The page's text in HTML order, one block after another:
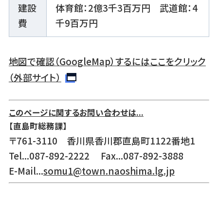
建設
費
体育館：2億3千3百万円 武道館：4
千9百万円
地図で確認（GoogleMap）するにはここをクリック
（外部サイト）
このページに関するお問い合わせは...
【直島町総務課】
〒761-3110 香川県香川郡直島町1122番地1
Tel...087-892-2222 Fax...087-892-3888
E-Mail...somu1@town.naoshima.lg.jp